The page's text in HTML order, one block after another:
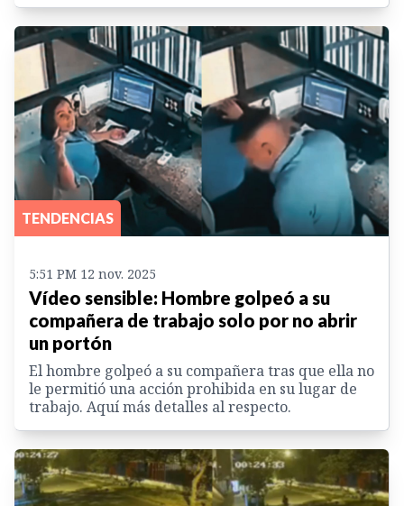
TENDENCIAS
5:51 PM 12 nov. 2025
Vídeo sensible: Hombre golpeó a su
compañera de trabajo solo por no abrir
un portón
El hombre golpeó a su compañera tras que ella no
le permitió una acción prohibida en su lugar de
trabajo. Aquí más detalles al respecto.